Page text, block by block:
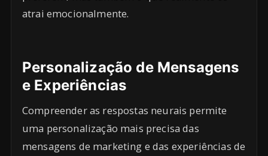
atrai emocionalmente.
Personalização de Mensagens
e Experiências
Compreender as respostas neurais permite
uma personalização mais precisa das
mensagens de marketing e das experiências de